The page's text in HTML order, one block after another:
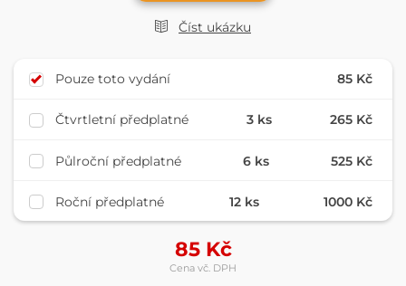
Číst ukázku
Pouze toto vydání 85 Kč
Čtvrtletní předplatné 3 ks 265 Kč
Půlroční předplatné 6 ks 525 Kč
Roční předplatné 12 ks 1000 Kč
85Kč
Cena vč. DPH